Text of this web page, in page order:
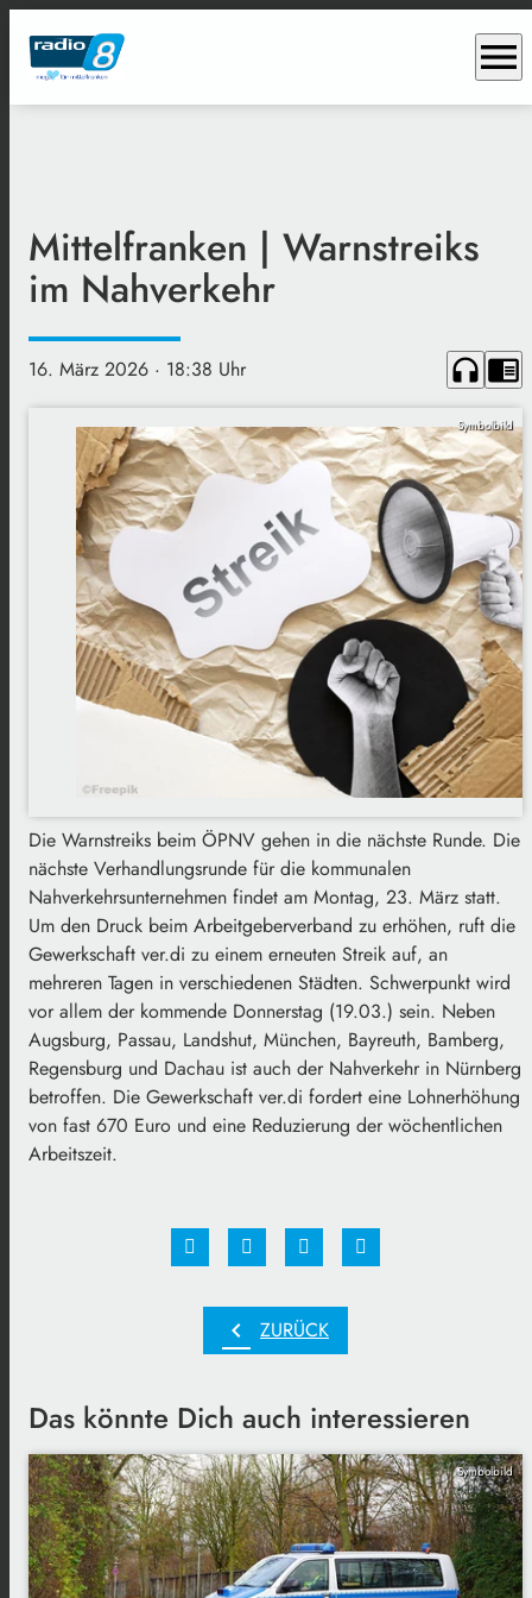
menu
Mittelfranken | Warnstreiks
im Nahverkehr
16. März 2026 · 18:38 Uhr headphones chrome_reader_mode
Symbolbild
Die Warnstreiks beim ÖPNV gehen in die nächste Runde. Die
nächste Verhandlungsrunde für die kommunalen
Nahverkehrsunternehmen findet am Montag, 23. März statt.
Um den Druck beim Arbeitgeberverband zu erhöhen, ruft die
Gewerkschaft ver.di zu einem erneuten Streik auf, an
mehreren Tagen in verschiedenen Städten. Schwerpunkt wird
vor allem der kommende Donnerstag (19.03.) sein. Neben
Augsburg, Passau, Landshut, München, Bayreuth, Bamberg,
Regensburg und Dachau ist auch der Nahverkehr in Nürnberg
betroffen. Die Gewerkschaft ver.di fordert eine Lohnerhöhung
von fast 670 Euro und eine Reduzierung der wöchentlichen
Arbeitszeit.
chevron_left ZURÜCK
Das könnte Dich auch interessieren
Symbolbild